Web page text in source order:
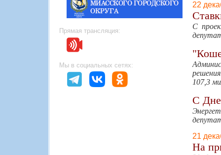
Прямая трансляция:
Мы в социальных сетях:
22
С
107,3
С
21
На